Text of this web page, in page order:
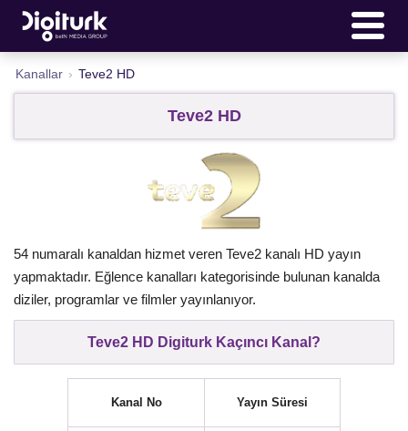
Kanallar › Teve2 HD
Teve2 HD
54 numaralı kanaldan hizmet veren Teve2 kanalı HD yayın
yapmaktadır. Eğlence kanalları kategorisinde bulunan kanalda
diziler, programlar ve filmler yayınlanıyor.
Teve2 HD Digiturk Kaçıncı Kanal?
Kanal No Yayın Süresi